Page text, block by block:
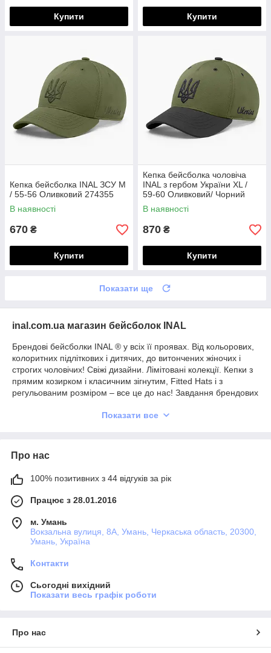
Купити Купити
Кепка бейсболка INAL ЗСУ M
/ 55-56 Оливковий 274355
В наявності
670 ₴
Купити
Кепка бейсболка чоловіча
INAL з гербом України XL /
59-60 Оливковий/ Чорний
274259
В наявності
870 ₴
Купити
Показати ще
inal.com.ua магазин бейсболок INAL
Брендові бейсболки INAL ® у всіх її проявах. Від кольорових,
колоритних підліткових і дитячих, до витончених жіночих і
строгих чоловічих! Свіжі дизайни. Лімітовані колекції. Кепки з
прямим козирком і класичним зігнутим, Fitted Hats і з
регульованим розміром – все це до нас! Завдання брендових
факторів, але і приносити задоволення!
Показати все
Про нас
100% позитивних з 44 відгуків за рік
Працює з 28.01.2016
м. Умань
Вокзальна вулиця, 8А, Умань, Черкаська область, 20300,
Умань, Україна
Контакти
Сьогодні вихідний
Показати весь графік роботи
Про нас